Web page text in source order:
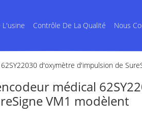
L'usine Contrôle De La Qualité Nous
d'oxymètre d'impulsion de
médical
VM1 modèlent